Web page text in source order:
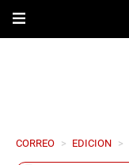
CORREO > EDICION >